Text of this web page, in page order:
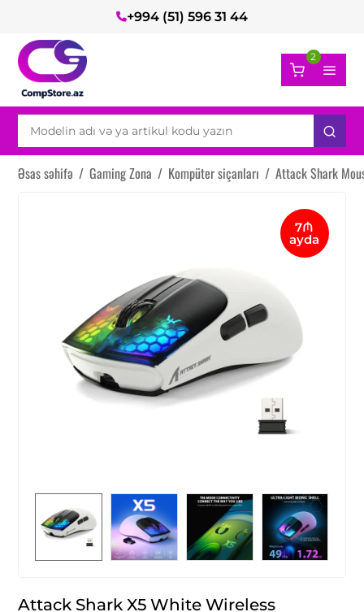
+994 (51) 596 31 44
2
Əsas səhifə / Gaming Zona / Kompüter siçanları / Attack Shark
7₼
ayda
Attack Shark X5 White Wireless